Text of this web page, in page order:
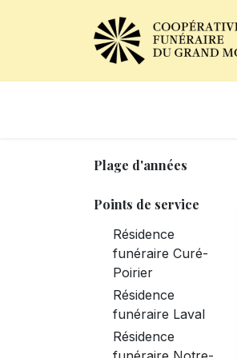
Plage d'années
Points de service
Résidence
funéraire Curé-
Poirier
Résidence
funéraire Laval
Résidence